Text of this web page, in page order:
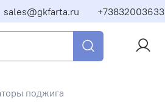
sales@gkfarta.ru +73832003633
поджига